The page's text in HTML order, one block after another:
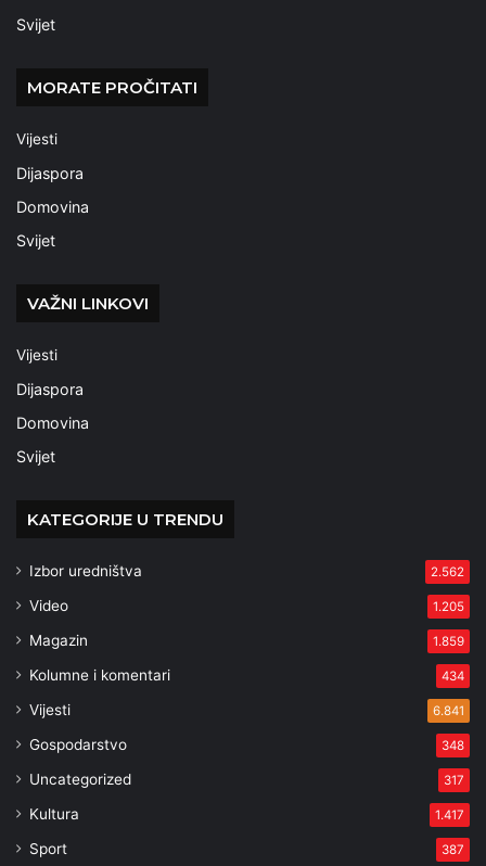
Svijet
MORATE PROČITATI
Vijesti
Dijaspora
Domovina
Svijet
VAŽNI LINKOVI
Vijesti
Dijaspora
Domovina
Svijet
KATEGORIJE U TRENDU
Izbor uredništva 2.562
Video 1.205
Magazin 1.859
Kolumne i komentari 434
Vijesti 6.841
Gospodarstvo 348
Uncategorized 317
Kultura 1.417
Sport 387